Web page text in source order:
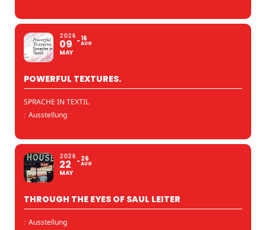
2026
09
MAY
16
AUG
POWERFUL TEXTURES.
SPRACHE IN TEXTIL
: Ausstellung
2026
22
MAY
26
AUG
THROUGH THE EYES OF SAUL LEITER
: Ausstellung